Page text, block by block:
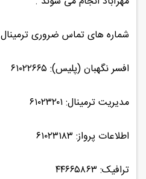
شماره های تماس ضروری ترمینال ۱:
افسر نگهبان (پلیس): ۶۱۰۲۲۶۶۵
مدیریت ترمینال: ۶۱۰۲۳۲۰۱
اطلاعات پرواز: ۶۱۰۲۳۱۸۳
ترافیک: ۴۴۶۶۵۸۶۳